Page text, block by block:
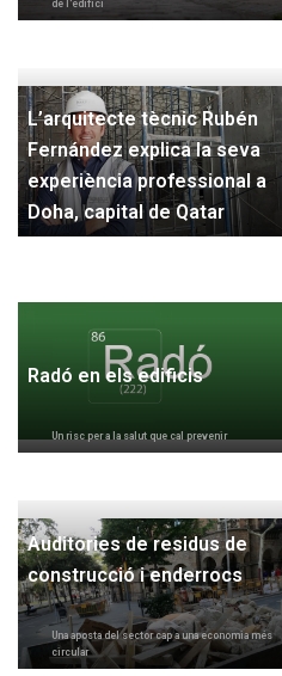
de l'edifici
L’arquitecte tècnic Rubén
Fernández explica la seva
experiència professional a
Doha, capital de Qatar
Radó en els edificis
Un risc per a la salut que cal prevenir
Auditories de residus de
construcció i enderrocs
Una aposta del sector cap a una economia més
circular